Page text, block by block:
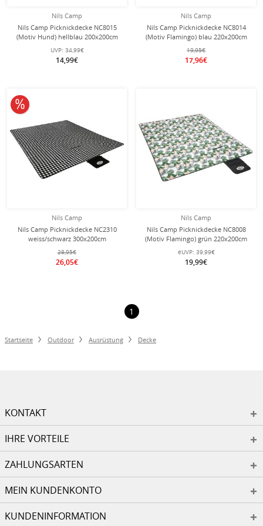
Nils Camp
Nils Camp Picknickdecke NC8015
(Motiv Hund) hellblau 200x200cm
UVP: 34,99€
14,99€
Nils Camp
Nils Camp Picknickdecke NC8014
(Motiv Flamingo) blau 220x200cm
19,95€
17,96€
Nils Camp
Nils Camp Picknickdecke NC2310
weiss/schwarz 300x200cm
28,95€
26,05€
10% reduziert
Nils Camp
Nils Camp Picknickdecke NC8008
(Motiv Flamingo) grün 220x200cm
eUVP: 39,99€
19,99€
1
Startseite Outdoor Ausrüstung Decke
KONTAKT
IHRE VORTEILE
ZAHLUNGSARTEN
MEIN KUNDENKONTO
KUNDENINFORMATION